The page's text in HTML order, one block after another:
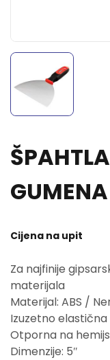
Cijena na upit
Za najfinije
materijala
Materijal: ABS /
Izuzetno elastična
Otporna na
Dimenzije: 5″